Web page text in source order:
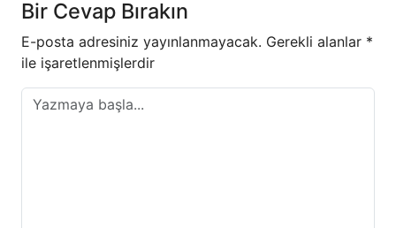
Bir Cevap Bırakın
E-posta adresiniz yayınlanmayacak. Gerekli alanlar *
ile işaretlenmişlerdir